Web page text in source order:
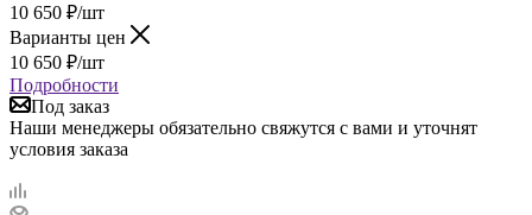
10 650 ₽/шт
Варианты цен
10 650 ₽/шт
Подробности
Под заказ
Наши менеджеры обязательно свяжутся с вами и уточнят
условия заказа